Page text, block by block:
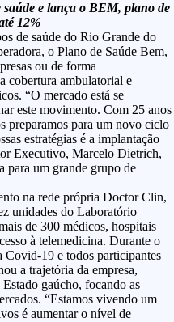
e lança o BEM, plano de
12%
de saúde do Rio Grande do
o Plano de Saúde Bem,
ou de forma
cobertura ambulatorial e
“O mercado está se
este movimento. Com 25 anos
preparamos para um novo ciclo
estratégias é a implantação
Executivo, Marcelo Dietrich,
para um grande grupo de
na rede própria Doctor Clin,
unidades do Laboratório
de 300 médicos, hospitais
à telemedicina. Durante o
Covid-19 e todos participantes
a trajetória da empresa,
gaúcho, focando as
“Estamos vivendo um
é aumentar o nível de